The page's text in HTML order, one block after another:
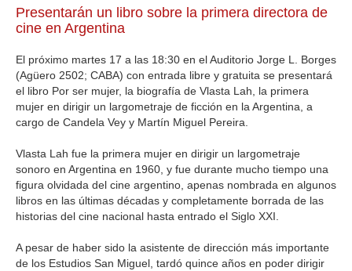
Presentarán un libro sobre la primera directora de
cine en Argentina
El próximo martes 17 a las 18:30 en el Auditorio Jorge L. Borges
(Agüero 2502; CABA) con entrada libre y gratuita se presentará
el libro Por ser mujer, la biografía de Vlasta Lah, la primera
mujer en dirigir un largometraje de ficción en la Argentina, a
cargo de Candela Vey y Martín Miguel Pereira.
Vlasta Lah fue la primera mujer en dirigir un largometraje
sonoro en Argentina en 1960, y fue durante mucho tiempo una
figura olvidada del cine argentino, apenas nombrada en algunos
libros en las últimas décadas y completamente borrada de las
historias del cine nacional hasta entrado el Siglo XXI.
A pesar de haber sido la asistente de dirección más importante
de los Estudios San Miguel, tardó quince años en poder dirigir